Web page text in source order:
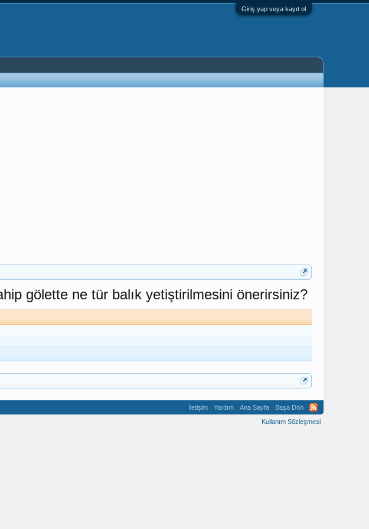
Giriş yap veya kayıt ol
gölette ne tür balık yetiştirilmesini önerirsiniz?
İletişim Yardım Ana Sayfa
Başa Dön
Kullanım Sözleşmesi